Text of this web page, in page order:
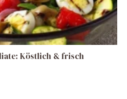
Köstlich & frisch